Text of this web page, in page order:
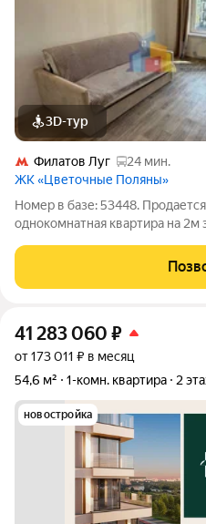
3D-тур
Филатов Луг
24 мин.
ЖК «Цветочные Поляны»
Номер в базе: 53448.
однокомнатная квартира на
выполнен ремонт, техника и
проживания в наличии. Район
41 283 060 ₽
от 173 011 ₽ в месяц
54,6 м²
1-комн. квартира 2
новостройка